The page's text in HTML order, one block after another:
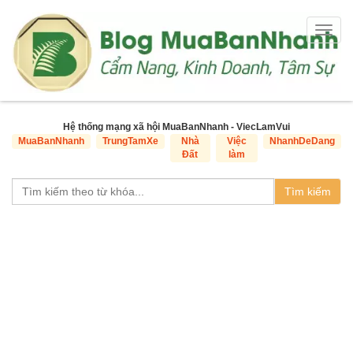
Hệ thống mạng xã hội MuaBanNhanh - ViecLamVui
MuaBanNhanh
TrungTamXe
Nhà
Đất
Việc
làm
NhanhDeDang
Tìm kiếm